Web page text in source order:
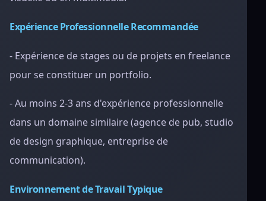
Expérience Professionnelle Recommandée
- Expérience de stages ou de projets en freelance
pour se constituer un portfolio.
- Au moins 2-3 ans d'expérience professionnelle
dans un domaine similaire (agence de pub, studio
de design graphique, entreprise de
communication).
Environnement de Travail Typique